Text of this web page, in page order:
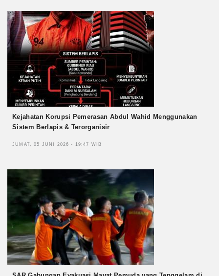
Kejahatan Korupsi Pemerasan Abdul Wahid Menggunakan
Sistem Berlapis & Terorganisir
JUMAT, 05 JUNI 2026 - 19:47 WIB